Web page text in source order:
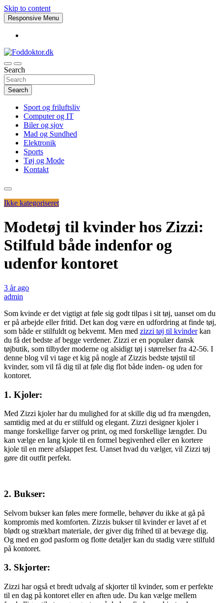
Skip to content
Responsive Menu
Foddoktor.dk
Search
Search
Sport og friluftsliv
Computer og IT
Biler og sjov
Mad og Sundhed
Elektronik
Sports
Tøj og Mode
Kontakt
Ikke kategoriseret
Modetøj til kvinder hos Zizzi:
Stilfuld både indenfor og
udenfor kontoret
3 år ago
admin
Som kvinde er det vigtigt at føle sig godt tilpas i sit tøj, uanset om du
er på arbejde eller fritid. Det kan dog være en udfordring at finde tøj,
som både er stilfuldt og bekvemt. Men med zizzi tøj til kvinderkan
du få det bedste af begge verdener. Zizzi er en populær dansk
tøjbutik, som tilbyder moderne og alsidigt tøj i størrelser fra 42-56. I
denne blog vil vi tage et kig på nogle af Zizzis bedste tøjstil til
kvinder, som vil få dig til at føle dig flot både inden- og uden for
kontoret.
1. Kjoler:
Med Zizzi kjoler har du mulighed for at skille dig ud fra mængden,
samtidig med at du er stilfuld og elegant. Zizzi designer kjoler i
mange forskellige farver og print, og med forskellige længder. Du
kan vælge en lang kjole til en formel begivenhed eller en kortere
kjole til en mere afslappet fest. Uanset hvad du vælger, vil Zizzi tøj
gøre dit outfit perfekt.
2. Bukser:
Selvom bukser kan føles mere formelle, behøver du ikke at gå på
kompromis med komforten. Zizzis bukser til kvinder er lavet af et
blødt og strækbart materiale, der giver dig frihed til at bevæge dig.
Og med en god pasform og flotte detaljer kan du stadig være stilfuld
på kontoret.
3. Skjorter:
Zizzi har også et bredt udvalg af skjorter til kvinder, som er perfekte
til en dag på kontoret eller en aften ude. Du kan vælge mellem